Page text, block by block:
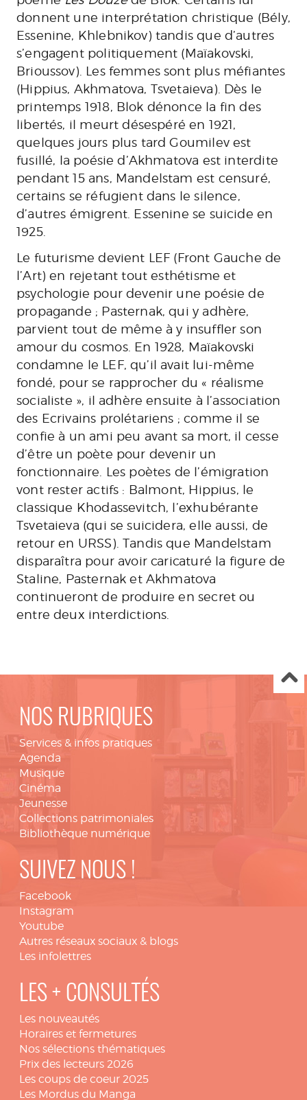
donnent une interprétation christique (Bély,
Essenine, Khlebnikov) tandis que d’autres
s’engagent politiquement (Maïakovski,
Brioussov). Les femmes sont plus méfiantes
(Hippius, Akhmatova, Tsvetaieva). Dès le
printemps 1918, Blok dénonce la fin des
libertés, il meurt désespéré en 1921,
quelques jours plus tard Goumilev est
fusillé, la poésie d’Akhmatova est interdite
pendant 15 ans, Mandelstam est censuré,
certains se réfugient dans le silence,
d’autres émigrent. Essenine se suicide en
1925.
Le futurisme devient LEF (Front Gauche de
l’Art) en rejetant tout esthétisme et
psychologie pour devenir une poésie de
propagande ; Pasternak, qui y adhère,
parvient tout de même à y insuffler son
amour du cosmos. En 1928, Maïakovski
condamne le LEF, qu’il avait lui-même
fondé, pour se rapprocher du « réalisme
socialiste », il adhère ensuite à l’association
des Ecrivains prolétariens ; comme il se
confie à un ami peu avant sa mort, il cesse
d’être un poète pour devenir un
fonctionnaire. Les poètes de l’émigration
vont rester actifs : Balmont, Hippius, le
classique Khodassevitch, l’exhubérante
Tsvetaieva (qui se suicidera, elle aussi, de
retour en URSS). Tandis que Mandelstam
disparaîtra pour avoir caricaturé la figure de
Staline, Pasternak et Akhmatova
continueront de produire en secret ou
entre deux interdictions.
NOS RUBRIQUES
Services & infos pratiques
Agenda
Musique
Cinéma
Jeunesse
Collections patrimoniales
Bibliothèque numérique
SUIVEZ NOUS !
Facebook
Instagram
Youtube
Autres réseaux sociaux & blogs
Les infolettres
LES + CONSULTÉS
Les nouveautés
Horaires et fermetures
Nos sélections thématiques
Prix des lecteurs 2026
Les coups de coeur 2025
Les Mordus du Manga